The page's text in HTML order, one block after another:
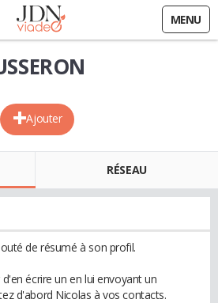
MENU
Ajouter
RÉSEAU
de résumé à son profil.
écrire un en lui envoyant un
d'abord Nicolas à vos contacts.